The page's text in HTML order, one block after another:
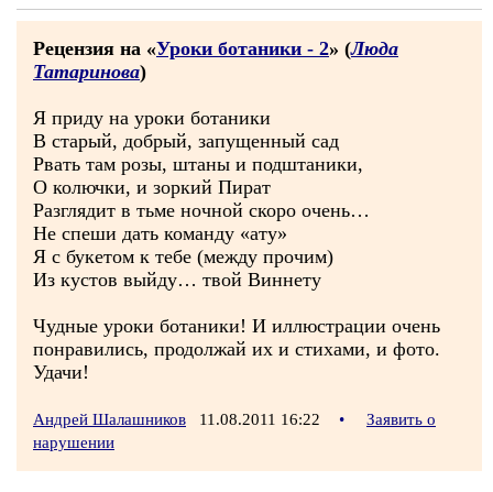
Рецензия на «Уроки ботаники - 2» (Люда
Татаринова)
Я приду на уроки ботаники
В старый, добрый, запущенный сад
Рвать там розы, штаны и подштаники,
О колючки, и зоркий Пират
Разглядит в тьме ночной скоро очень…
Не спеши дать команду «ату»
Я с букетом к тебе (между прочим)
Из кустов выйду… твой Виннету
Чудные уроки ботаники! И иллюстрации очень
понравились, продолжай их и стихами, и фото.
Удачи!
Андрей Шалашников 11.08.2011 16:22 •
Заявить о
нарушении